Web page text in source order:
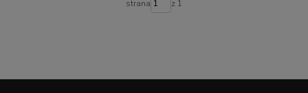
strana z 1